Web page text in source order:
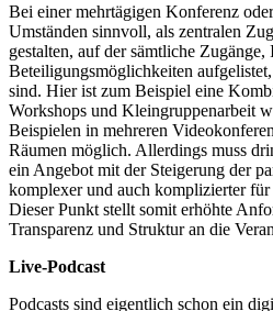
Bei einer mehrtägigen Konferenz
Umständen sinnvoll, als zentralen
gestalten, auf der sämtliche
Beteiligungsmöglichkeiten
sind. Hier ist zum Beispiel eine
Workshops und Kleingruppenarbeit
Beispielen in mehreren
Räumen möglich. Allerdings muss
ein Angebot mit der Steigerung der
komplexer und auch komplizierter
Dieser Punkt stellt somit erhöhte
Transparenz und Struktur an die
Live-Podcast
Podcasts sind eigentlich schon ein